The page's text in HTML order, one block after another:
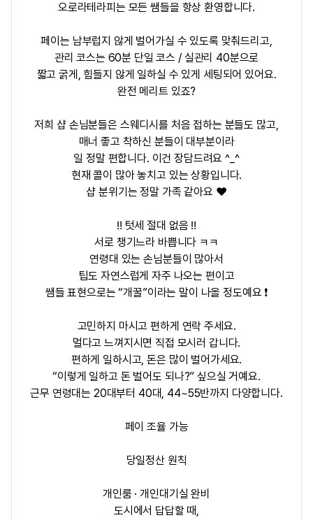
오로라테라피는 모든 쌤들을 항상 환영합니다.
페이는 남부럽지 않게 벌어가실 수 있도록 맞춰드리고,
관리 코스는 60분 단일 코스 / 실관리 40분으로
짧고 굵게, 힘들지 않게 일하실 수 있게 세팅되어 있어요.
완전 메리트 있죠?
저희 샵 손님분들은 스웨디시를 처음 접하는 분들도 많고,
매너 좋고 착하신 분들이 대부분이라
일 정말 편합니다. 이건 장담드려요 ^_^
현재콜이 많아 놓치고 있는 상황입니다.
샵 분위기는 정말 가족 같아요 ❤️
‼️ 텃세 절대 없음 ‼️
서로 챙기느라 바쁩니다 ㅋㅋ
연령대 있는 손님분들이 많아서
팁도 자연스럽게 자주 나오는 편이고
쌤들 표현으로는 “개꿀”이라는 말이 나올 정도예요 ❗️
고민하지 마시고 편하게 연락 주세요.
멀다고 느껴지시면 직접 모시러 갑니다.
편하게 일하시고, 돈은 많이 벌어가세요.
“이렇게 일하고 돈 벌어도 되나?” 싶으실 거예요.
근무 연령대는 20대부터 40대, 44~55반까지 다양합니다.
페이 조율 가능
당일정산 원칙
개인룸 · 개인대기실 완비
도시에서 답답할 때,